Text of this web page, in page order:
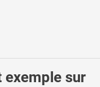
exemple sur